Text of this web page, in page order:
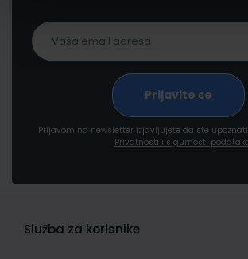
Prijavom na newsletter izjavljujete da ste
Privatnosti i sigurnosti
Služba za korisnike